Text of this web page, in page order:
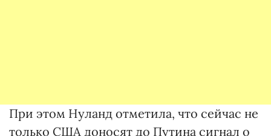
При этом Нуланд отметила, что сейчас не
только США доносят до Путина сигнал о